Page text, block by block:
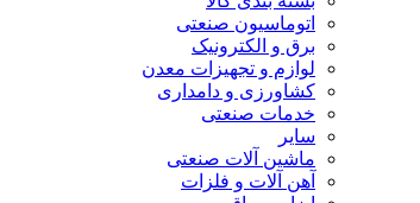
اتوماسیون صنعتی
برق و الکترونیک
لوازم و تجهیزات معدن
کشاورزی و دامداری
خدمات صنعتی
سایر
ماشین آلات صنعتی
آهن آلات و فلزات